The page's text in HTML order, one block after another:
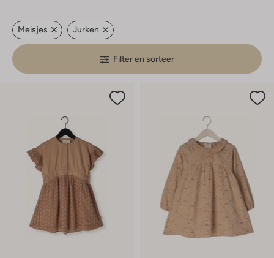
Meisjes Jurken
Filter en sorteer